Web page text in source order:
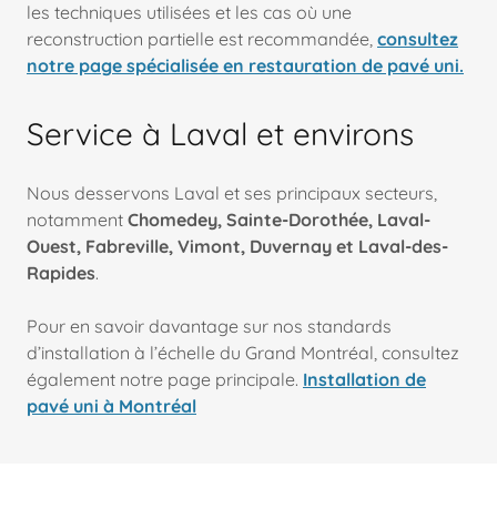
les techniques utilisées et les cas où une
reconstruction partielle est recommandée, consultez
notre page spécialisée en restauration de pavé uni.
Service à Laval et environs
Nous desservons Laval et ses principaux secteurs,
notamment Chomedey, Sainte-Dorothée, Laval-
Ouest, Fabreville, Vimont, Duvernay et Laval-des-
Rapides.
Pour en savoir davantage sur nos standards
d’installation à l’échelle du Grand Montréal, consultez
également notre page principale. Installation de
pavé uni à Montréal